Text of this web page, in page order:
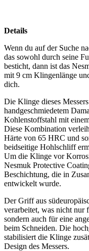
Details
Wenn du auf der Suche
das sowohl durch seine
besticht, dann ist das
mit 9 cm Klingenlänge
dich.
Die Klinge dieses
handgeschmiedetem
Kohlenstoffstahl mit
Diese Kombination
Härte von 65 HRC und
beidseitige Hohlschliff
Um die Klinge vor
Nesmuk Protective
Beschichtung, die in
entwickelt wurde.
Der Griff aus
verarbeitet, was nicht nur
sondern auch für eine
beim Schneiden. Die
stabilisiert die Klinge
Design des Messers.